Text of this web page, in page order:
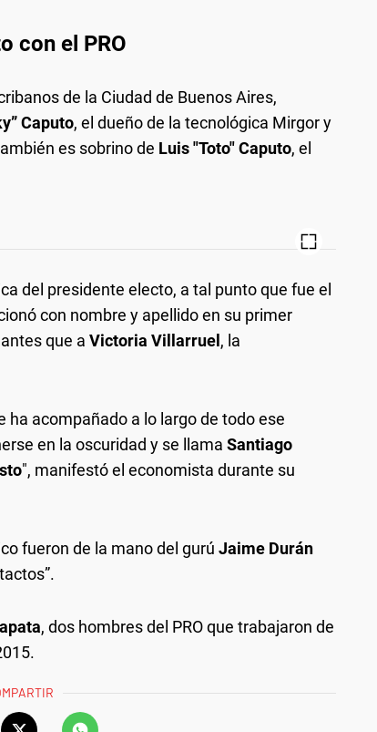
con el PRO
de la Ciudad de Buenos Aires,
Caputo, el dueño de la tecnológica Mirgor y
es sobrino de Luis "Toto" Caputo, el
del presidente electo, a tal punto que fue el
con nombre y apellido en su primer
que a Victoria Villarruel , la
ha acompañado a lo largo de todo ese
en la oscuridad y se llama Santiago
", manifestó el economista durante su
fueron de la mano del gurú Jaime Durán
, dos hombres del PRO que trabajaron de